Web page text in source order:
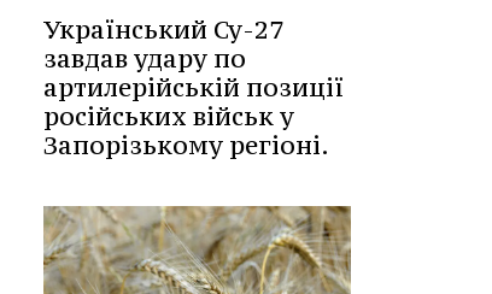
Український Су-27
завдав удару по
артилерійській позиції
російських військ у
Запорізькому регіоні.